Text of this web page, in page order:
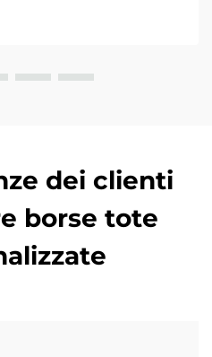
Quando si valutano i
privilegiare quelli
dei clienti
borse tote